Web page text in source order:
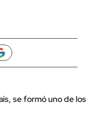
se formó uno de los